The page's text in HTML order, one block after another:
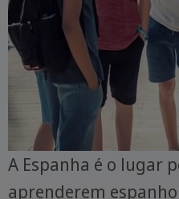
A Espanha é o lugar
aprenderem